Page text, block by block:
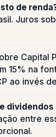
de
Juros
Capital
15% na
ao invés
dividendos
entre